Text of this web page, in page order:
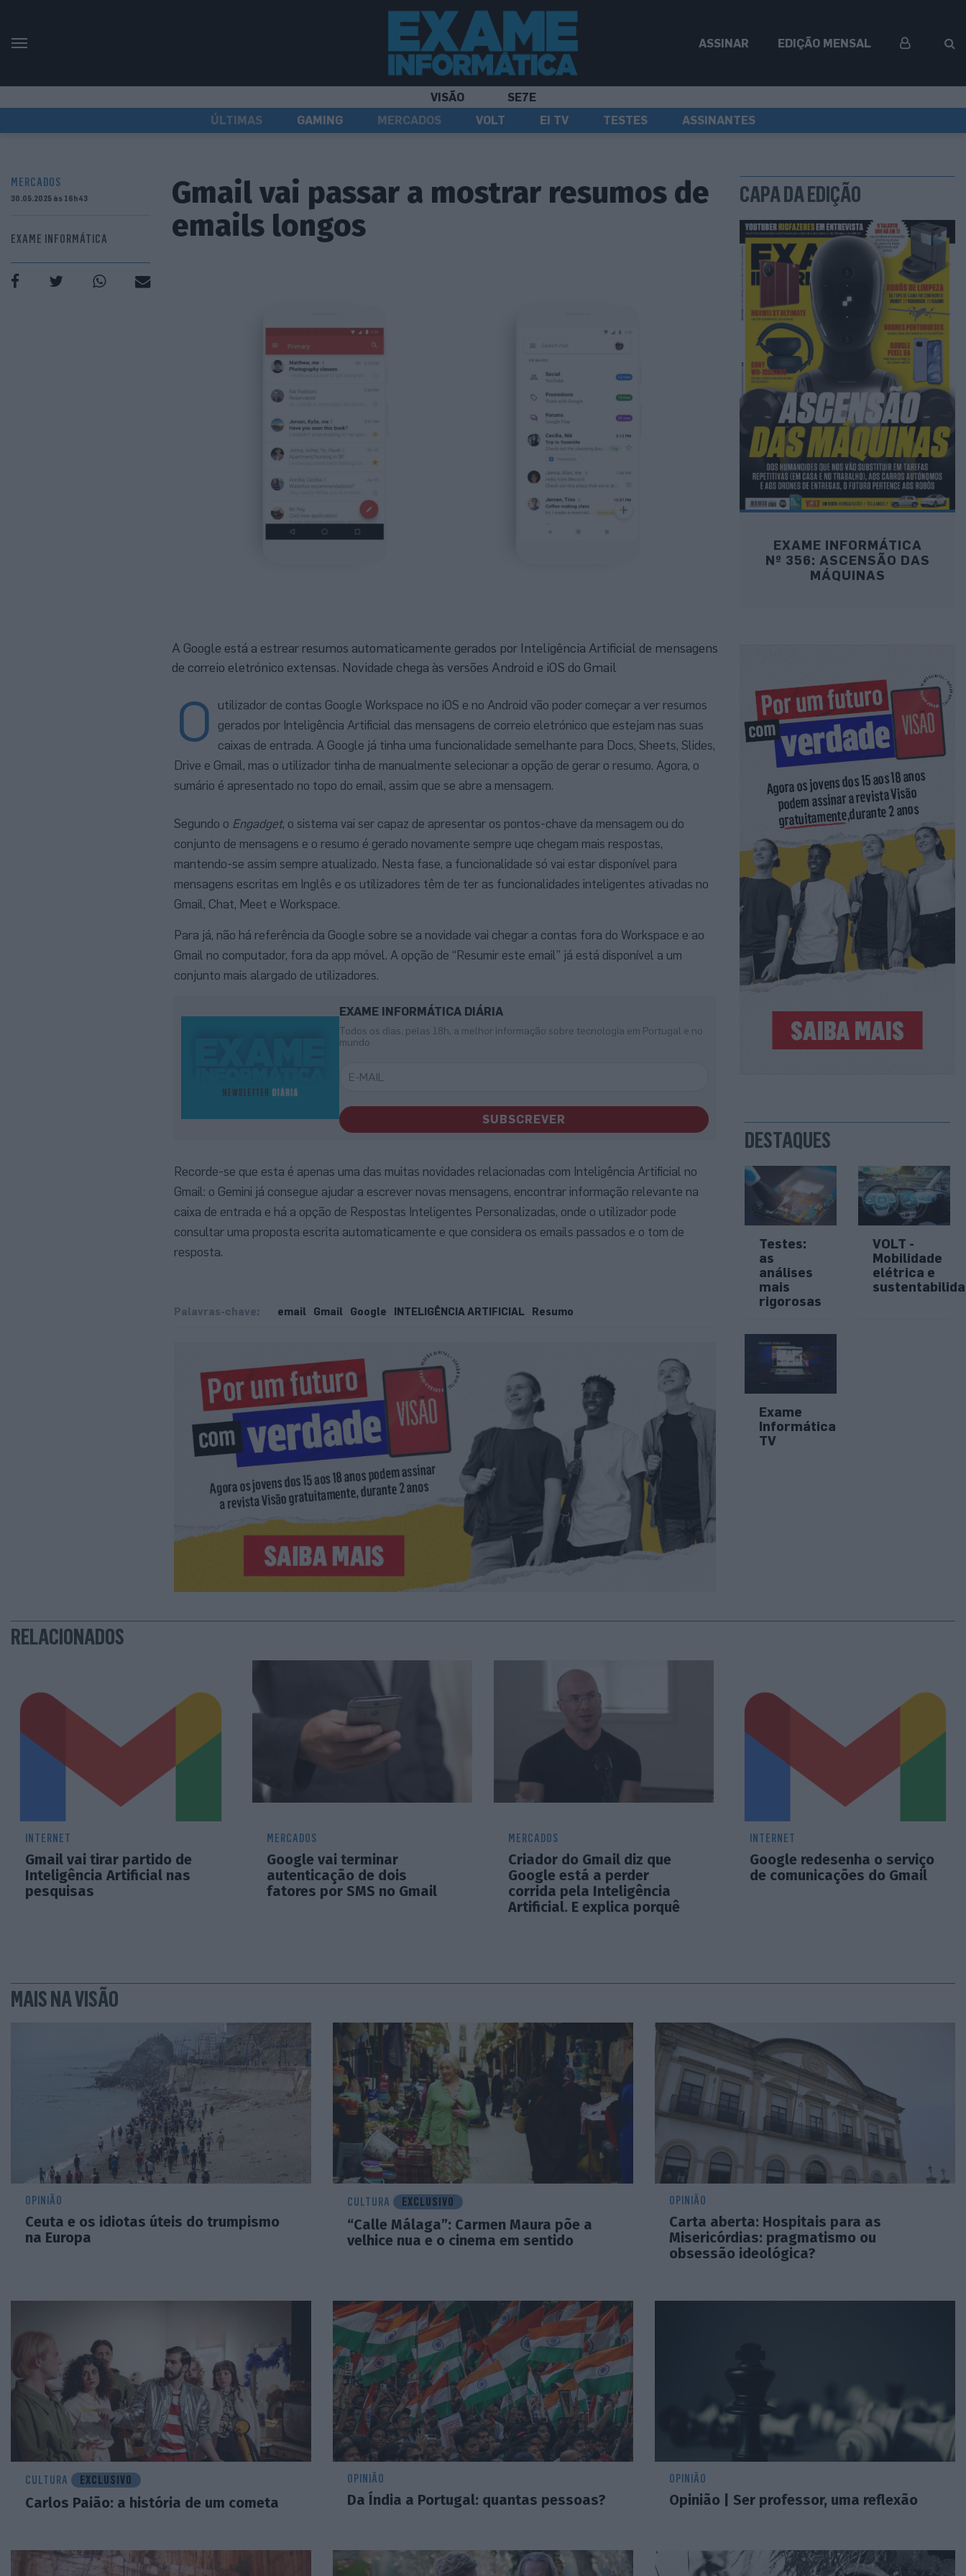
ASSINAR EDIÇÃO MENSAL
VISÃO
SE7E
ÚLTIMAS
GAMING MERCADOS VOLT EI TV TESTES ASSINANTES
MERCADOS
30.05.2025 às 16h43
EXAME INFORMÁTICA
Gmail vai passar a mostrar resumos de
emails longos
A Google está a estrear resumos automaticamente gerados por Inteligência Artificial de mensagens
de correio eletrónico extensas. Novidade chega às versões Android e iOS do Gmail
O
utilizador de contas Google Workspace no iOS e no Android vão poder começar a ver resumos
gerados por Inteligência Artificial das mensagens de correio eletrónico que estejam nas suas
caixas de entrada. A Google já tinha uma funcionalidade semelhante para Docs, Sheets, Slides,
Drive e Gmail, mas o utilizador tinha de manualmente selecionar a opção de gerar o resumo. Agora, o
sumário é apresentado no topo do email, assim que se abre a mensagem.
Segundo o Engadget, o sistema vai ser capaz de apresentar os pontos-chave da mensagem ou do
conjunto de mensagens e o resumo é gerado novamente sempre uqe chegam mais respostas,
mantendo-se assim sempre atualizado. Nesta fase, a funcionalidade só vai estar disponível para
mensagens escritas em Inglês e os utilizadores têm de ter as funcionalidades inteligentes ativadas no
Gmail, Chat, Meet e Workspace.
Para já, não há referência da Google sobre se a novidade vai chegar a contas fora do Workspace e ao
Gmail no computador, fora da app móvel. A opção de “Resumir este email” já está disponível a um
conjunto mais alargado de utilizadores.
EXAME INFORMÁTICA DIÁRIA
Todos os dias, pelas 18h, a melhor informação sobre tecnologia em Portugal e no
mundo
SUBSCREVER
Recorde-se que esta é apenas uma das muitas novidades relacionadas com Inteligência Artificial no
Gmail: o Gemini já consegue ajudar a escrever novas mensagens, encontrar informação relevante na
caixa de entrada e há a opção de Respostas Inteligentes Personalizadas, onde o utilizador pode
consultar uma proposta escrita automaticamente e que considera os emails passados e o tom de
resposta.
Palavras-chave: email Gmail Google INTELIGÊNCIA ARTIFICIAL Resumo
CAPA DA EDIÇÃO
EXAME INFORMÁTICA
Nº 356: ASCENSÃO DAS
MÁQUINAS
DESTAQUES
Testes:
as
análises
mais
rigorosas
VOLT -
Mobilidade
elétrica e
Exame
Informática
TV
RELACIONADOS
INTERNET
Gmail vai tirar partido de
Inteligência Artificial nas
pesquisas
MERCADOS
Google vai terminar
autenticação de dois
fatores por SMS no Gmail
MERCADOS
Criador do Gmail diz que
Google está a perder
corrida pela Inteligência
Artificial. E explica porquê
INTERNET
Google redesenha o serviço
de comunicações do Gmail
MAIS NA VISÃO
OPINIÃO
Ceuta e os idiotas úteis do trumpismo
na Europa
CULTURA EXCLUSIVO
“Calle Málaga”: Carmen Maura põe a
velhice nua e o cinema em sentido
OPINIÃO
Carta aberta: Hospitais para as
Misericórdias: pragmatismo ou
obsessão ideológica?
CULTURA EXCLUSIVO
Carlos Paião: a história de um cometa
OPINIÃO
Da Índia a Portugal: quantas pessoas?
OPINIÃO
Opinião | Ser professor, uma reflexão